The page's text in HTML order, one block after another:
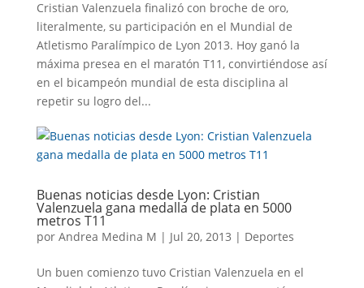
Cristian Valenzuela finalizó con broche de oro,
literalmente, su participación en el Mundial de
Atletismo Paralímpico de Lyon 2013. Hoy ganó la
máxima presea en el maratón T11, convirtiéndose así
en el bicampeón mundial de esta disciplina al
repetir su logro del...
Buenas noticias desde Lyon: Cristian
Valenzuela gana medalla de plata en 5000
metros T11
por Andrea Medina M | Jul 20, 2013 | Deportes
Un buen comienzo tuvo Cristian Valenzuela en el